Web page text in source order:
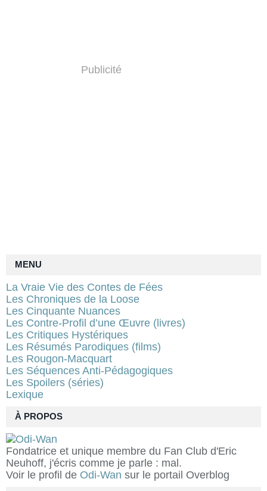
À PROPOS
Fondatrice et unique membre du Fan Club d'Eric
Neuhoff, j'écris comme je parle : mal.
Voir le profil de Odi-Wan sur le portail Overblog
Publicité
MENU
La Vraie Vie des Contes de Fées
Les Chroniques de la Loose
Les Cinquante Nuances
Les Contre-Profil d’une Œuvre (livres)
Les Critiques Hystériques
Les Résumés Parodiques (films)
Les Rougon-Macquart
Les Séquences Anti-Pédagogiques
Les Spoilers (séries)
Lexique